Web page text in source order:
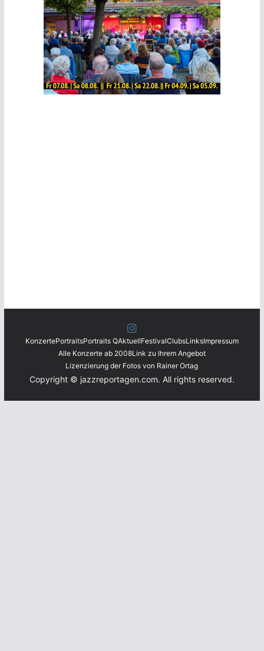
KonzertePortraitsPortraits QAktuellFestivalClubsLinksImpressum
Alle Konzerte ab 2008Link zu Ihrem Angebot
Lizenzierung der Fotos von Rainer Ortag
Copyright © jazzreportagen.com. All rights reserved.